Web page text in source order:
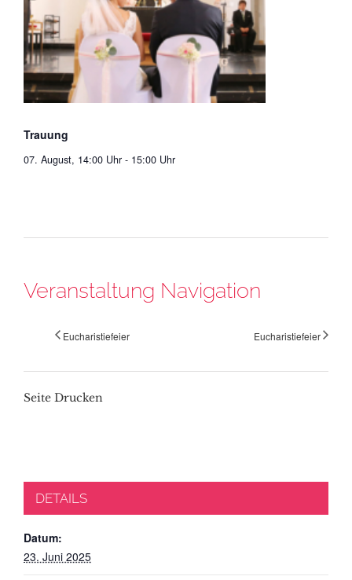
Trauung
07. August, 14:00 Uhr - 15:00 Uhr
Veranstaltung Navigation
Eucharistiefeier Eucharistiefeier
Seite Drucken
DETAILS
Datum:
23. Juni 2025